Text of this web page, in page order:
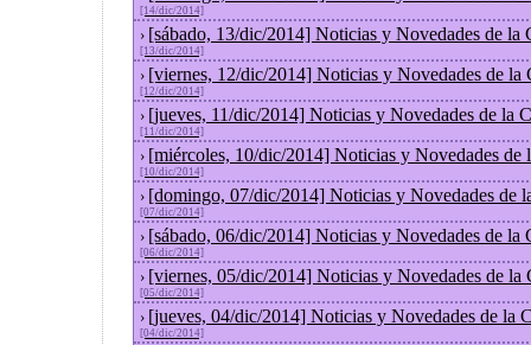
[14/dic/2014]
› [sábado, 13/dic/2014] Noticias y Novedades de la
[13/dic/2014]
› [viernes, 12/dic/2014] Noticias y Novedades de la
[12/dic/2014]
› [jueves, 11/dic/2014] Noticias y Novedades de la
[11/dic/2014]
› [miércoles, 10/dic/2014] Noticias y Novedades de
[10/dic/2014]
› [domingo, 07/dic/2014] Noticias y Novedades de
[07/dic/2014]
› [sábado, 06/dic/2014] Noticias y Novedades de la
[06/dic/2014]
› [viernes, 05/dic/2014] Noticias y Novedades de la
[05/dic/2014]
› [jueves, 04/dic/2014] Noticias y Novedades de la
[04/dic/2014]